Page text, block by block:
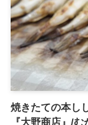
焼きたての本し
『大野商店』/む